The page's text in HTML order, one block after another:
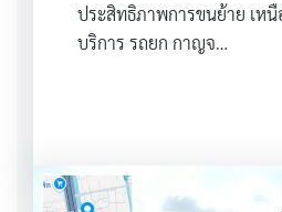
ประสิทธิภาพการขนย้าย เห
บริการ รถยก กาญจ…